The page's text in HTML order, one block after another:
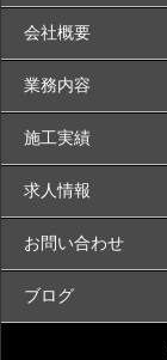
会社概要
業務内容
施工実績
求人情報
お問い合わせ
ブログ